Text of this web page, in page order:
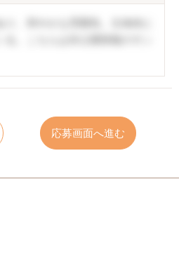
応募画面へ進む